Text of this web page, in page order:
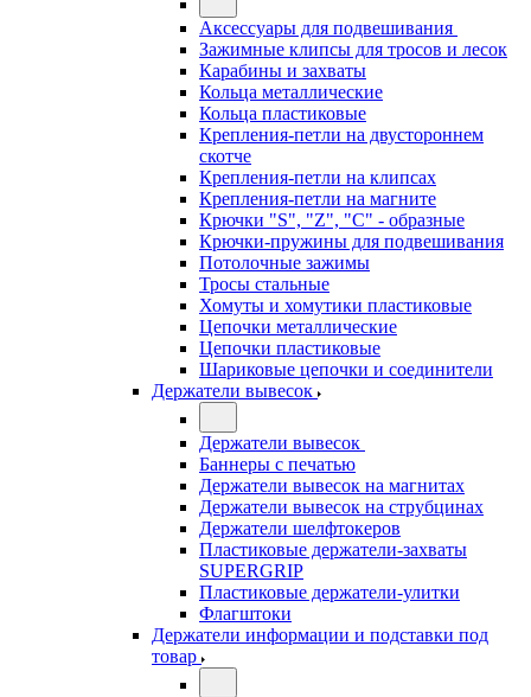
Аксессуары для подвешивания
Зажимные клипсы для тросов и лесок
Карабины и захваты
Кольца металлические
Кольца пластиковые
Крепления-петли на двустороннем
скотче
Крепления-петли на клипсах
Крепления-петли на магните
Крючки "S", "Z", "C" - образные
Крючки-пружины для подвешивания
Потолочные зажимы
Тросы стальные
Хомуты и хомутики пластиковые
Цепочки металлические
Цепочки пластиковые
Шариковые цепочки и соединители
Держатели вывесок
Держатели вывесок
Баннеры с печатью
Держатели вывесок на магнитах
Держатели вывесок на струбцинах
Держатели шелфтокеров
Пластиковые держатели-захваты
SUPERGRIP
Пластиковые держатели-улитки
Флагштоки
Держатели информации и подставки под
товар